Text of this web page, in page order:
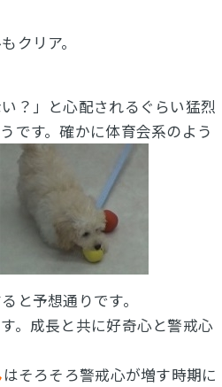
クリア。
？」と心配されるぐらい猛烈
です。確かに体育会系のよう
と予想通りです。
。成長と共に好奇心と警戒心
はそろそろ警戒心が増す時期に